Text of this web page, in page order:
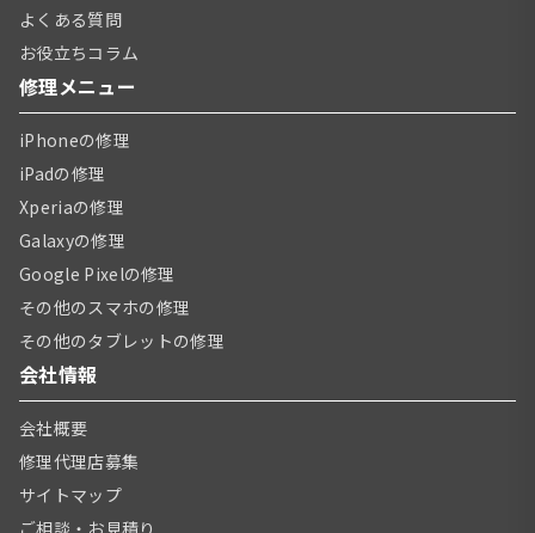
よくある質問
お役立ちコラム
修理メニュー
iPhoneの修理
iPadの修理
Xperiaの修理
Galaxyの修理
Google Pixelの修理
その他のスマホの修理
その他のタブレットの修理
会社情報
会社概要
修理代理店募集
サイトマップ